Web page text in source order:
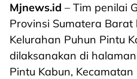
Mjnews.id – Tim penilai
Provinsi Sumatera
Kelurahan Puhun Pintu
dilaksanakan di
Pintu Kabun,